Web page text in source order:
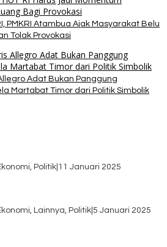
PMKRI Atambua Ajak Masyarakat Belu
Tolak Provokasi
Adat Bukan Panggung
Martabat Timor dari Politik Simbolik
Politik 11 Januari 2025
Lainnya, Politik 5 Januari 2025